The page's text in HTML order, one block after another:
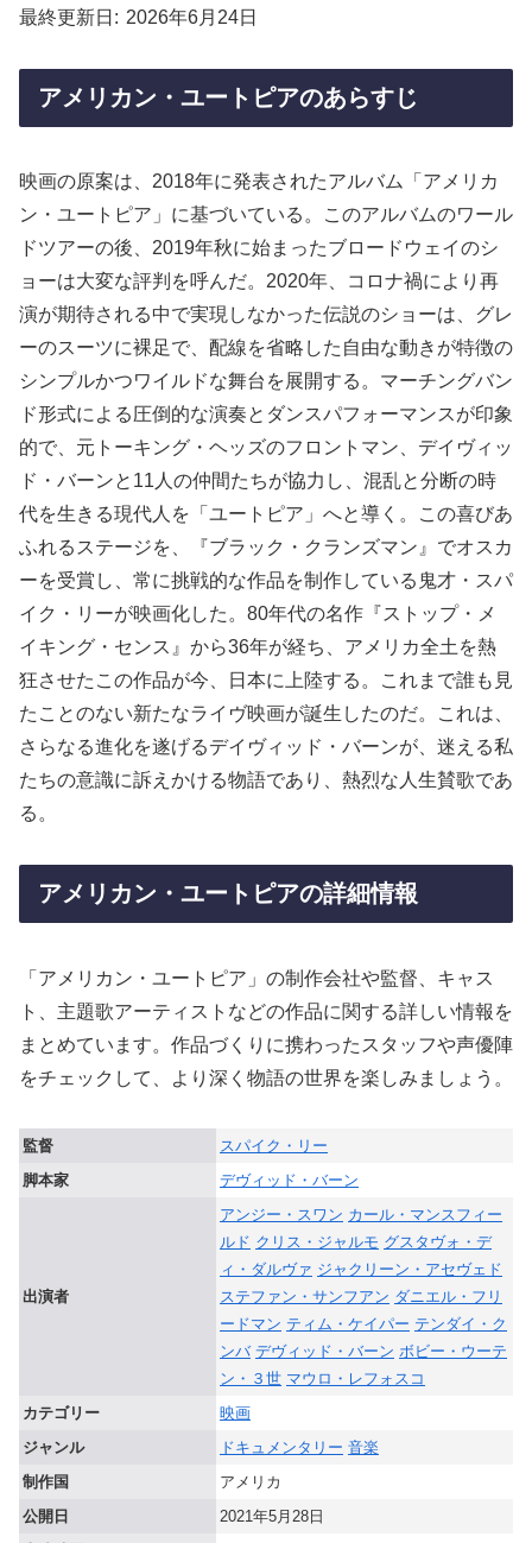
最終更新日 2026年6月24日
アメリカン・ユートピアのあらすじ
映画の原案は、2018年に発表されたアルバム「アメリカ
ン・ユートピア」に基づいている。このアルバムのワール
ドツアーの後、2019年秋に始まったブロードウェイのシ
ョーは大変な評判を呼んだ。2020年、コロナ禍により再
演が期待される中で実現しなかった伝説のショーは、グレ
ーのスーツに裸足で、配線を省略した自由な動きが特徴の
シンプルかつワイルドな舞台を展開する。マーチングバン
ド形式による圧倒的な演奏とダンスパフォーマンスが印象
的で、元トーキング・ヘッズのフロントマン、デイヴィッ
ド・バーンと11人の仲間たちが協力し、混乱と分断の時
代を生きる現代人を「ユートピア」へと導く。この喜びあ
ふれるステージを、『ブラック・クランズマン』でオスカ
ーを受賞し、常に挑戦的な作品を制作している鬼才・スパ
イク・リーが映画化した。80年代の名作『ストップ・メ
イキング・センス』から36年が経ち、アメリカ全土を熱
狂させたこの作品が今、日本に上陸する。これまで誰も見
たことのない新たなライヴ映画が誕生したのだ。これは、
さらなる進化を遂げるデイヴィッド・バーンが、迷える私
たちの意識に訴えかける物語であり、熱烈な人生賛歌であ
る。
アメリカン・ユートピアの詳細情報
「アメリカン・ユートピア」の制作会社や監督、キャス
ト、主題歌アーティストなどの作品に関する詳しい情報を
まとめています。作品づくりに携わったスタッフや声優陣
をチェックして、より深く物語の世界を楽しみましょう。
監督
スパイク・リー
脚本家
デヴィッド・バーン
出演者
アンジー・スワン カール・マンスフィー
ルド クリス・ジャルモ グスタヴォ・デ
ィ・ダルヴァ ジャクリーン・アセヴェド
ステファン・サンフアン ダニエル・フリ
ードマン ティム・ケイパー テンダイ・ク
ンバ デヴィッド・バーン ボビー・ウーテ
ン・３世 マウロ・レフォスコ
カテゴリー
映画
ジャンル
ドキュメンタリー 音楽
制作国
アメリカ
公開日
2021年5月28日